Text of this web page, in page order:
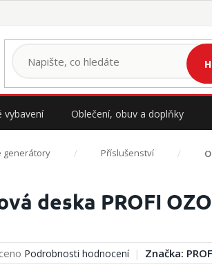
vybavení Oblečení, obuv a doplňky
generátory Příslušenství
deska PROFI
Podrobnosti hodnocení Značka: